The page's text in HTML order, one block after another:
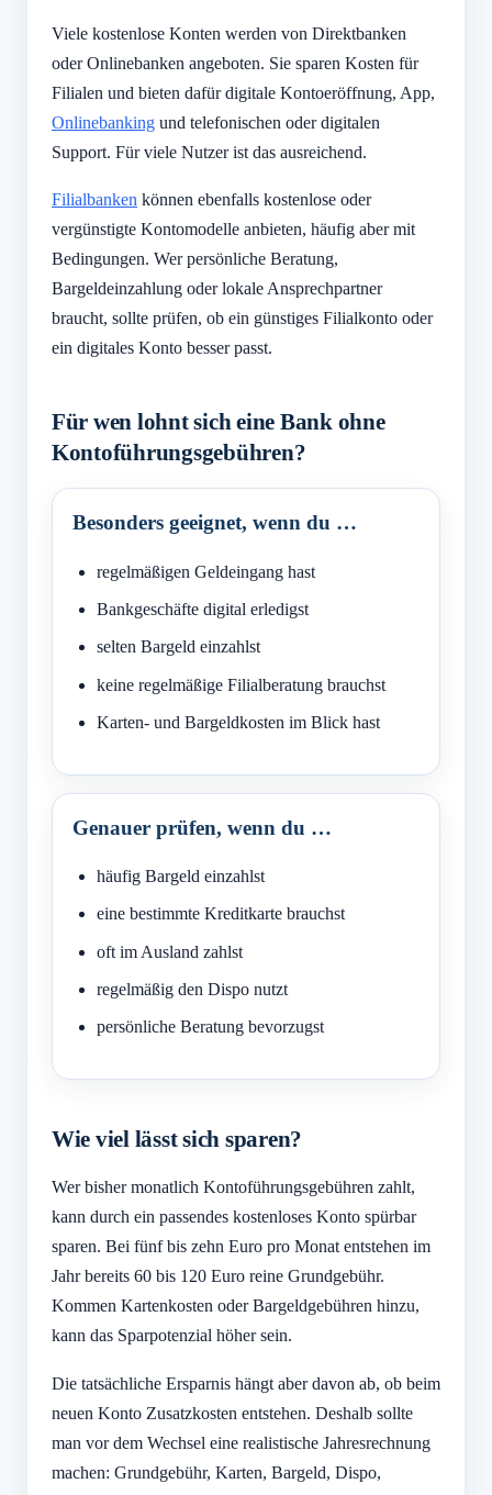
Viele kostenlose Konten werden von Direktbanken
oder Onlinebanken angeboten. Sie sparen Kosten für
Filialen und bieten dafür digitale Kontoeröffnung, App,
Onlinebanking und telefonischen oder digitalen
Support. Für viele Nutzer ist das ausreichend.
Filialbanken können ebenfalls kostenlose oder
vergünstigte Kontomodelle anbieten, häufig aber mit
Bedingungen. Wer persönliche Beratung,
Bargeldeinzahlung oder lokale Ansprechpartner
braucht, sollte prüfen, ob ein günstiges Filialkonto oder
ein digitales Konto besser passt.
Für wen lohnt sich eine Bank ohne
Kontoführungsgebühren?
Besonders geeignet, wenn du …
regelmäßigen Geldeingang hast
Bankgeschäfte digital erledigst
selten Bargeld einzahlst
keine regelmäßige Filialberatung brauchst
Karten- und Bargeldkosten im Blick hast
Genauer prüfen, wenn du …
häufig Bargeld einzahlst
eine bestimmte Kreditkarte brauchst
oft im Ausland zahlst
regelmäßig den Dispo nutzt
persönliche Beratung bevorzugst
Wie viel lässt sich sparen?
Wer bisher monatlich Kontoführungsgebühren zahlt,
kann durch ein passendes kostenloses Konto spürbar
sparen. Bei fünf bis zehn Euro pro Monat entstehen im
Jahr bereits 60 bis 120 Euro reine Grundgebühr.
Kommen Kartenkosten oder Bargeldgebühren hinzu,
kann das Sparpotenzial höher sein.
Die tatsächliche Ersparnis hängt aber davon ab, ob beim
neuen Konto Zusatzkosten entstehen. Deshalb sollte
man vor dem Wechsel eine realistische Jahresrechnung
machen: Grundgebühr, Karten, Bargeld, Dispo,